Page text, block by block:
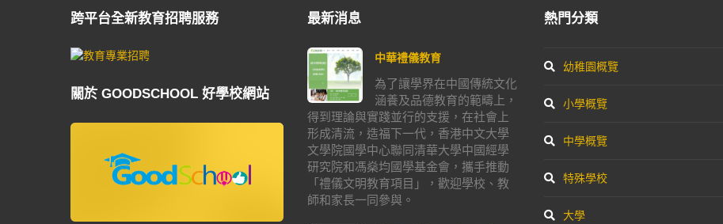
跨平台全新教育招聘服務
關於 GOODSCHOOL 好學校網站
最新消息
中華禮儀教育
為了讓學界在中國傳統文化
涵養及品德教育的範疇上，
得到理論與實踐並行的支援，在社會上
形成清流，造福下一代，香港中文大學
文學院國學中心聯同清華大學中國經學
研究院和馮燊均國學基金會，攜手推動
「禮儀文明教育項目」，歡迎學校、教
師和家長一同參與。
熱門分類
幼稚園概覽
小學概覽
中學概覽
特殊學校
大學